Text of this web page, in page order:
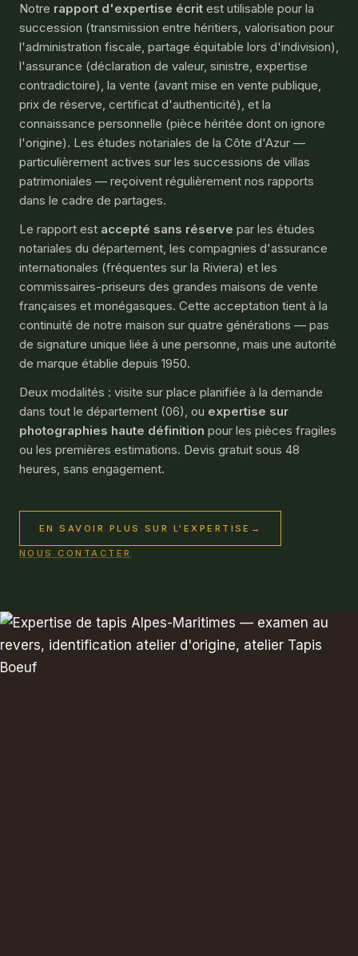
Notre rapport d'expertise écrit est utilisable pour la
succession (transmission entre héritiers, valorisation pour
l'administration fiscale, partage équitable lors d'indivision),
l'assurance (déclaration de valeur, sinistre, expertise
contradictoire), la vente (avant mise en vente publique,
prix de réserve, certificat d'authenticité), et la
connaissance personnelle (pièce héritée dont on ignore
l'origine). Les études notariales de la Côte d'Azur —
particulièrement actives sur les successions de villas
patrimoniales — reçoivent régulièrement nos rapports
dans le cadre de partages.
Le rapport est accepté sans réserve par les études
notariales du département, les compagnies d'assurance
internationales (fréquentes sur la Riviera) et les
commissaires-priseurs des grandes maisons de vente
françaises et monégasques. Cette acceptation tient à la
continuité de notre maison sur quatre générations — pas
de signature unique liée à une personne, mais une autorité
de marque établie depuis 1950.
Deux modalités : visite sur place planifiée à la demande
dans tout le département (06), ou expertise sur
photographies haute définition pour les pièces fragiles
ou les premières estimations. Devis gratuit sous 48
heures, sans engagement.
EN SAVOIR PLUS SUR L'EXPERTISE →
NOUS CONTACTER